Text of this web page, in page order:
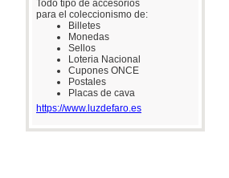
Todo tipo de accesorios
para el coleccionismo de:
Billetes
Monedas
Sellos
Loteria Nacional
Cupones ONCE
Postales
Placas de cava
https://www.luzdefaro.es